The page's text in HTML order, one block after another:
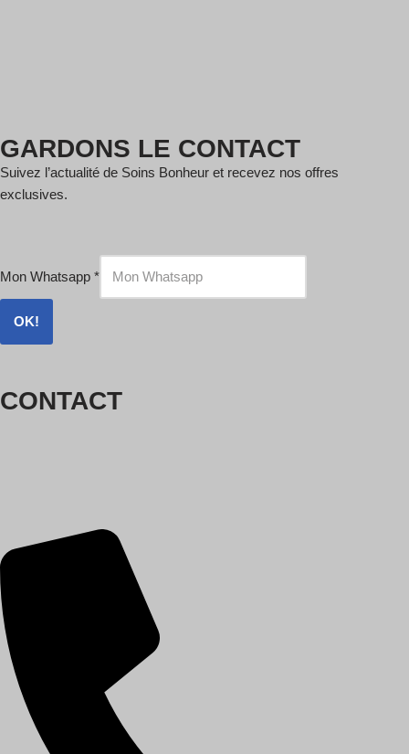
GARDONS LE CONTACT
Suivez l’actualité de Soins Bonheur et recevez nos offres
exclusives.
Mon Whatsapp *
OK!
CONTACT